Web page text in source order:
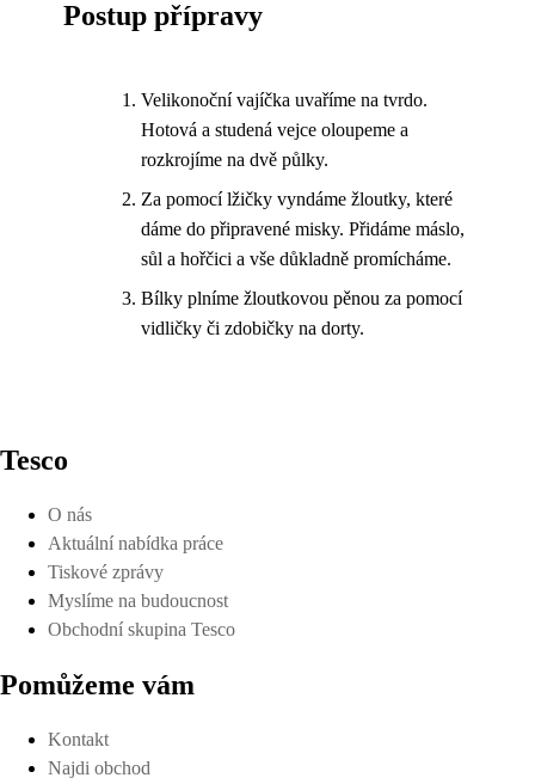
Postup přípravy
Velikonoční vajíčka uvaříme na tvrdo.
Hotová a studená vejce oloupeme a
rozkrojíme na dvě půlky.
Za pomocí lžičky vyndáme žloutky, které
dáme do připravené misky. Přidáme máslo,
sůl a hořčici a vše důkladně promícháme.
Bílky plníme žloutkovou pěnou za pomocí
vidličky či zdobičky na dorty.
Tesco
O nás
Aktuální nabídka práce
Tiskové zprávy
Myslíme na budoucnost
Obchodní skupina Tesco
Pomůžeme vám
Kontakt
Najdi obchod